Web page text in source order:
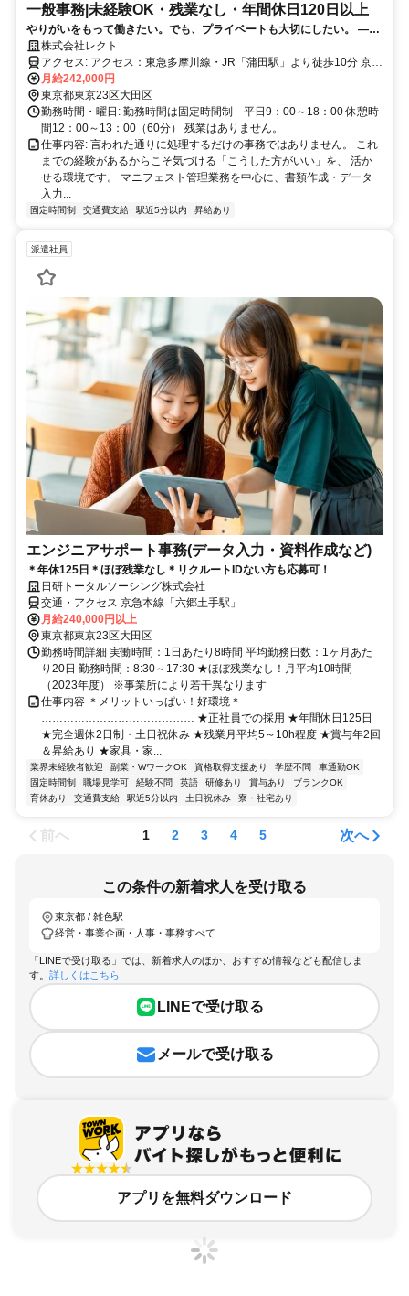
一般事務|未経験OK・残業なし・年間休日120日以上
やりがいをもって働きたい。でも、プライベートも大切にしたい。 ——
その両方を、諦めなくていい会社です。 私たちは「人材」ではなく「人
財」だと考えています。 一人ひとりの頑張りに目を向け、きちんと向き
合います。 言われた通りに処理するだけの事務ではありません。 日々の
業務で気づいた「こうした方がいい」を、 そのまま仕事に反映できる環
境です。 残業ほぼなし・年間休日120日以上。 メリハリをつけて働く。
だから、定時で帰れます。
株式会社レクト
アクセス: アクセス：東急多摩川線・JR「蒲田駅」より徒歩10分 京浜
電鉄「蒲田駅」より徒歩8分
月給242,000円
東京都東京23区大田区
勤務時間・曜日: 勤務時間は固定時間制 平日9：00～18：00 休憩時
間12：00～13：00（60分） 残業はありません。
仕事内容: 言われた通りに処理するだけの事務ではありません。 これ
までの経験があるからこそ気づける「こうした方がいい」を、 活か
せる環境です。 マニフェスト管理業務を中心に、書類作成・データ
入力...
固定時間制 交通費支給 駅近5分以内 昇給あり
派遣社員
エンジニアサポート事務(データ入力・資料作成など)
＊年休125日＊ほぼ残業なし＊リクルートIDない方も応募可！
日研トータルソーシング株式会社
交通・アクセス 京急本線「六郷土手駅」
月給240,000円以上
東京都東京23区大田区
勤務時間詳細 実働時間：1日あたり8時間 平均勤務日数：1ヶ月あた
り20日 勤務時間：8:30～17:30 ★ほぼ残業なし！月平均10時間
（2023年度） ※事業所により若干異なります
仕事内容 ＊メリットいっぱい！好環境＊
…………………………………… ★正社員での採用 ★年間休日125日
★完全週休2日制・土日祝休み ★残業月平均5～10h程度 ★賞与年2回
＆昇給あり ★家具・家...
業界未経験者歓迎 副業・WワークOK 資格取得支援あり 学歴不問
車通勤OK
固定時間制
職場見学可 経験不問 英語 研修あり 賞与あり
ブランクOK
育休あり
交通費支給 駅近5分以内 土日祝休み 寮・社宅あり
前へ 1 2 3 4 5 次へ
この条件の新着求人を受け取る
東京都 / 雑色駅
経営・事業企画・人事・事務すべて
「LINEで受け取る」では、新着求人のほか、おすすめ情報なども配信しま
す。 詳しくはこちら
LINEで受け取る
メールで受け取る
アプリを無料ダウンロード